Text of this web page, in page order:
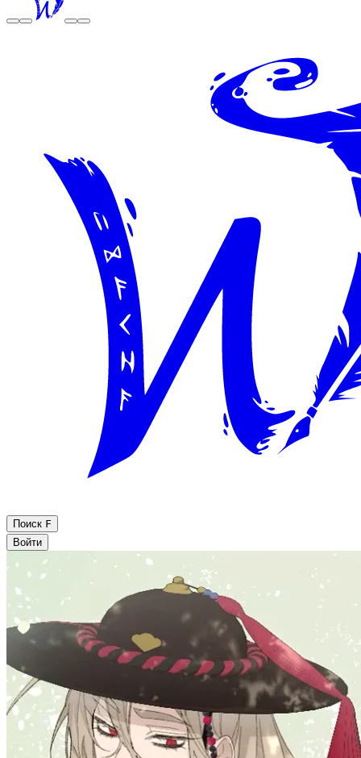
Поиск F
Войти